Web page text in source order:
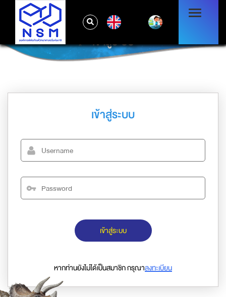
เข้าสู่ระบบ
เข้าสู่ระบบ
เข้าสู่ระบบ
หากท่านยังไม่ได้เป็นสมาชิก กรุณาลงทะเบียน